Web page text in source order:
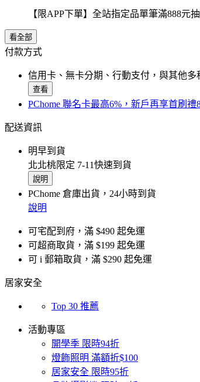
【限APP下單】全站指定品單筆滿888元
看全部
付款方式
信用卡、無卡分期、行動支付，與其他多
查看
PChome 聯名卡最高6%，新戶再享首刷禮
配送資訊
明早到貨
北北桃限定 7-11快速到貨
說明
PChome 倉庫出貨，24小時到貨
說明
可宅配到府，滿 $490 起免運
可超商取貨，滿 $199 起免運
可 i 郵箱取貨，滿 $290 起免運
居家安全
Top 30 推薦
活動專區
開學季 限時94折
燈飾照明 滿額折$100
居家安全 限時95折